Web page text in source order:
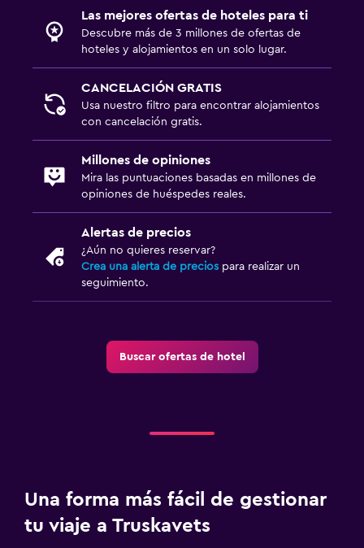
Las mejores ofertas de hoteles para ti
Descubre más de 3 millones de ofertas de
hoteles y alojamientos en un solo lugar.
CANCELACIÓN GRATIS
Usa nuestro filtro para encontrar alojamientos
con cancelación gratis.
Millones de opiniones
Mira las puntuaciones basadas en millones de
opiniones de huéspedes reales.
Alertas de precios
¿Aún no quieres reservar?
Crea una alerta de precios para realizar un
seguimiento.
Buscar ofertas de hotel
Una forma más fácil de gestionar
tu viaje a Truskavets